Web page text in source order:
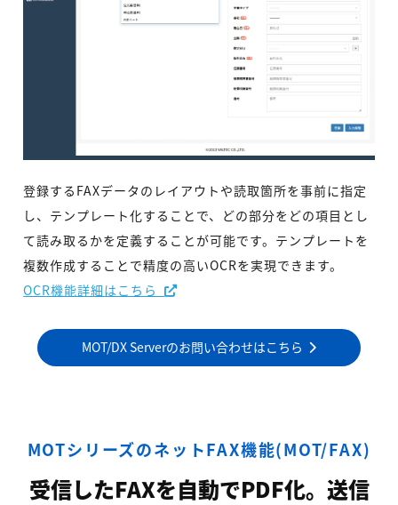
登録するFAXデータのレイアウトや読取箇所を事前に指定
し、テンプレート化することで、どの部分をどの項目とし
て読み取るかを定義することが可能です。テンプレートを
複数作成することで精度の高いOCRを実現できます。
OCR機能詳細はこちら
MOT/DX Serverのお問い合わせはこちら
MOTシリーズのネットFAX機能(MOT/FAX)
受信したFAXを自動でPDF化。送信